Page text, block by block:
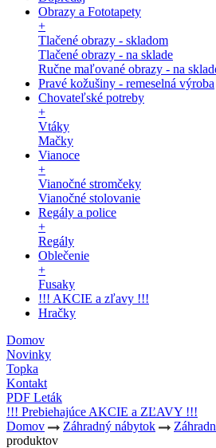
Obrazy a Fototapety
+
Tlačené obrazy - skladom
Tlačené obrazy - na sklade
Ručne maľované obrazy - na
Pravé kožušiny - remeselná výroba
Chovateľské potreby
+
Vtáky
Mačky
Vianoce
+
Vianočné stromčeky
Vianočné stolovanie
Regály a police
+
Regály
Oblečenie
+
Fusaky
!!! AKCIE a zľavy !!!
Hračky
Domov
Novinky
Topka
Kontakt
PDF Leták
!!! Prebiehajúce AKCIE a ZĽAVY !!!
Domov
Záhradný nábytok
produktov